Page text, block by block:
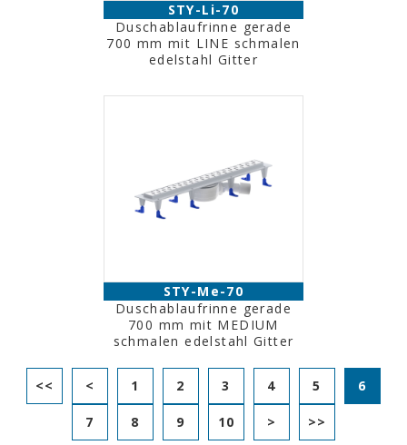
STY-Li-70
Duschablaufrinne gerade
700 mm mit LINE schmalen
edelstahl Gitter
STY-Me-70
Duschablaufrinne gerade
700 mm mit MEDIUM
schmalen edelstahl Gitter
<< < 1 2 3 4 5 6
7 8 9 10 > >>